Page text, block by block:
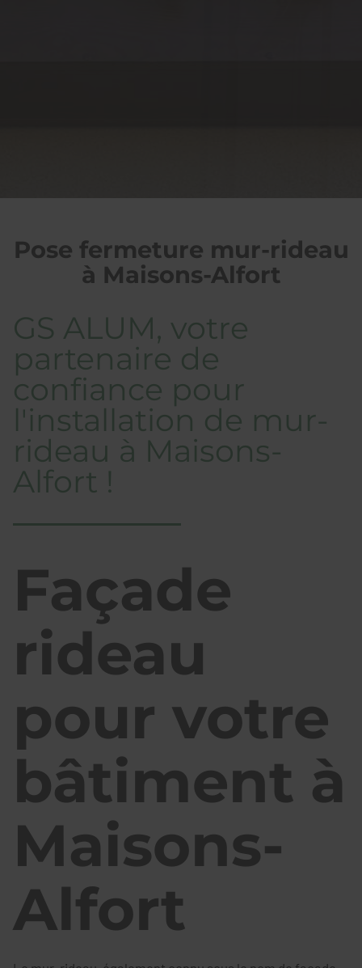
Pose fermeture mur-rideau
à Maisons-Alfort
GS ALUM, votre
partenaire de
confiance pour
l'installation de mur-
rideau à Maisons-
Alfort !
Façade
rideau
pour votre
bâtiment à
Maisons-
Alfort